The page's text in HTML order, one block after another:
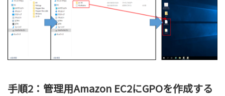
手順2：管理用Amazon EC2にGPOを作成する